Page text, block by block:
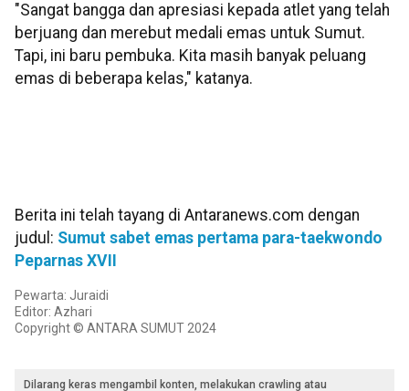
"Sangat bangga dan apresiasi kepada atlet yang telah
berjuang dan merebut medali emas untuk Sumut.
Tapi, ini baru pembuka. Kita masih banyak peluang
emas di beberapa kelas," katanya.
Berita ini telah tayang di Antaranews.com dengan
judul: Sumut sabet emas pertama para-taekwondo
Peparnas XVII
Pewarta: Juraidi
Editor: Azhari
Copyright © ANTARA SUMUT 2024
Dilarang keras mengambil konten, melakukan crawling atau